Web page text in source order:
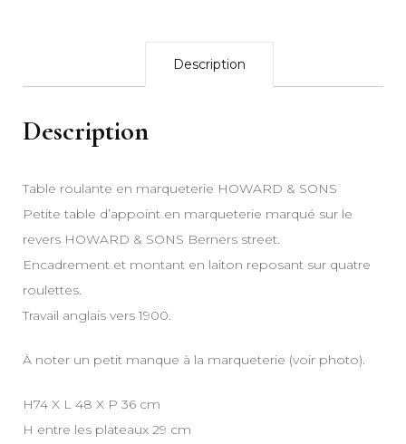
Description
Description
Table roulante en marqueterie HOWARD & SONS
Petite table d’appoint en marqueterie marqué sur le
revers HOWARD & SONS Berners street.
Encadrement et montant en laiton reposant sur quatre
roulettes.
Travail anglais vers 1900.
À noter un petit manque à la marqueterie (voir photo).
H74 X L 48 X P 36 cm
H entre les plateaux 29 cm